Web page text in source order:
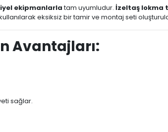
ekipmanlarlatam uyumludur. İzeltaş lokma
eksiksiz bir tamir ve montaj seti
Avantajları:
sağlar.